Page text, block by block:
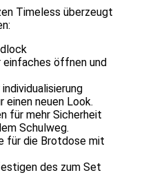
Timeless überzeugt
öffnen und
einen neuen Look.
für mehr Sicherheit
Schulweg.
für die Brotdose mit
des zum Set